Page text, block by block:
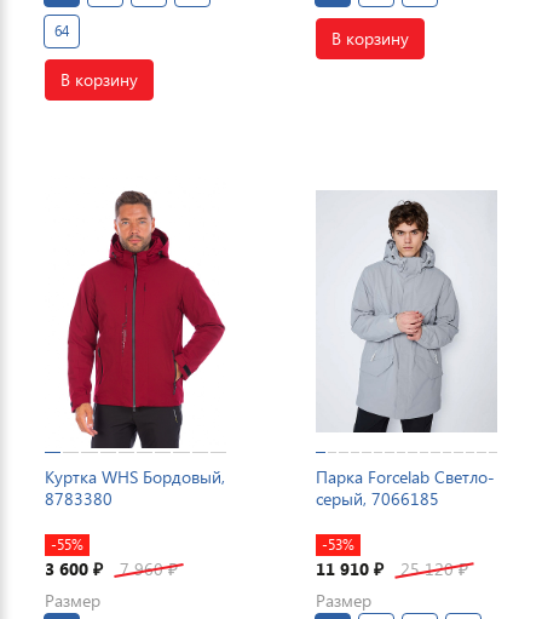
64
В корзину
В корзину
Куртка WHS Бордовый,
8783380
-55%
3 600 ₽ 7 960₽
Размер
Парка Forcelab Светло-
серый, 7066185
-53%
11 910 ₽ 25 120₽
Размер